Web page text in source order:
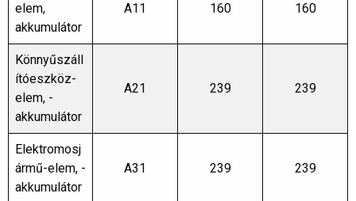
elem,
akkumulátor
A11 160 160
Könnyűszáll
ítóeszköz-
elem, -
akkumulátor
A21 239 239
Elektromosj
ármű-elem, -
akkumulátor
A31 239 239